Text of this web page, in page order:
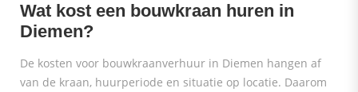
Wat kost een bouwkraan huren in
Diemen?
De kosten voor bouwkraanverhuur in Diemen hangen af
van de kraan, huurperiode en situatie op locatie. Daarom